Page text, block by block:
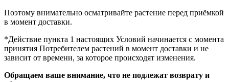
Поэтому внимательно осматривайте растение перед приёмкой
в момент доставки.
*Действие пункта 1 настоящих Условий начинается с момента
принятия Потребителем растений в момент доставки и не
зависит от времени, за которое происходят изменения.
Обращаем ваше внимание, что не подлежат возврату и